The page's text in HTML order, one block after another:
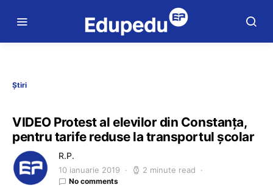
Știri
VIDEO Protest al elevilor din Constanța,
pentru tarife reduse la transportul școlar
R.P.
10 ianuarie 2019 2 minute read
No comments